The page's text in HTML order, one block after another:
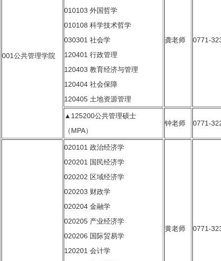
001公共管理学院
010103 外国哲学
010108 科学技术哲学
030301 社会学
120401 行政管理
120403 教育经济与管理
120404 社会保障
120405 土地资源管理
龚老师 0771-
▲125200公共管理硕士
（MPA）
钟老师 0771-
020101 政治经济学
020201 国民经济学
020202 区域经济学
020203 财政学
020204 金融学
020205 产业经济学
020206 国际贸易学
120201 会计学
黄老师 0771-